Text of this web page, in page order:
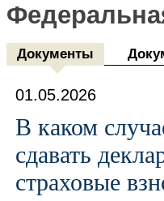
Документы
01.05.2026
В каком
сдавать
страховые